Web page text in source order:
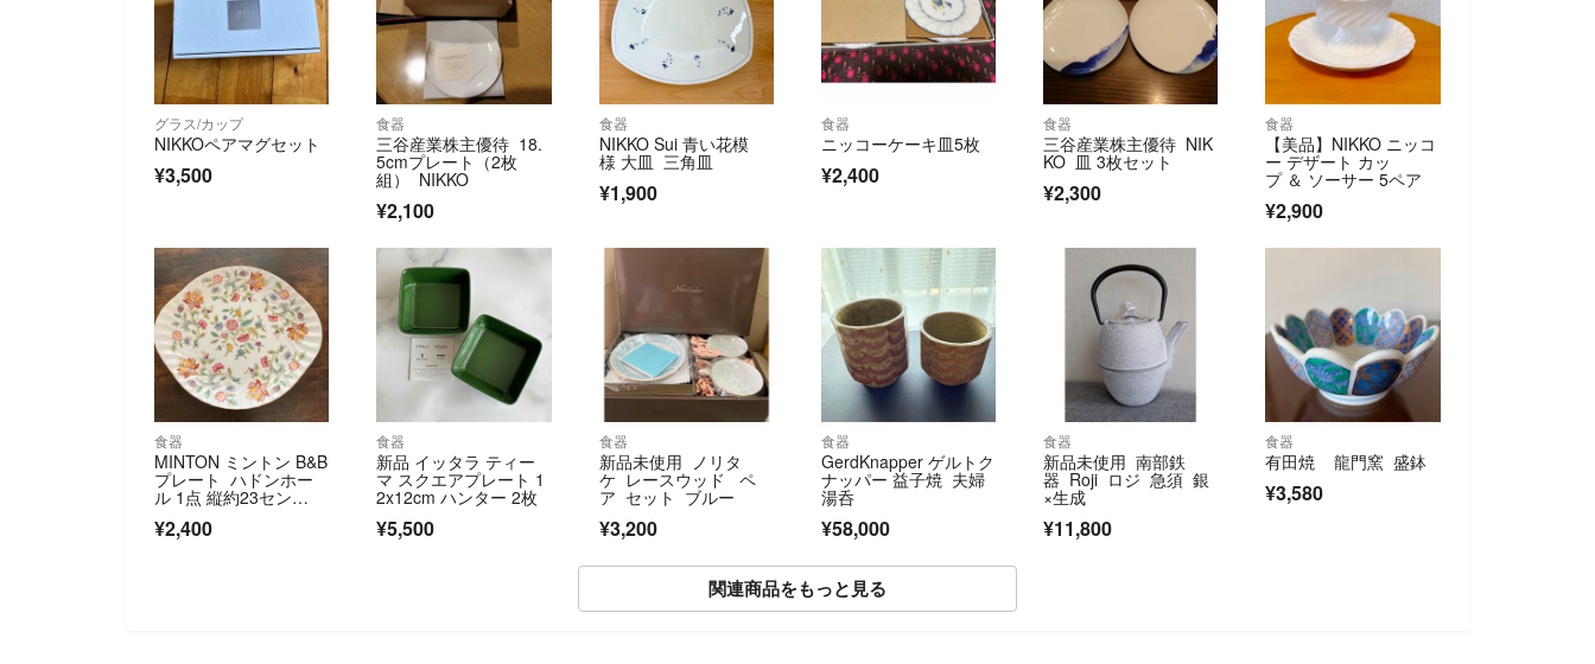
グラス/カップ
NIKKOペアマグセット
¥3,500
食器
三谷産業株主優待 18.
5cmプレート（2枚
組） NIKKO
¥2,100
食器
NIKKO Sui 青い花模
様 大皿 三角皿
¥1,900
食器
ニッコーケーキ皿5枚
¥2,400
食器
三谷産業株主優待 NIK
KO 皿 3枚セット
¥2,300
食器
【美品】NIKKO ニッコ
ー デザート カッ
プ ＆ ソーサー 5ペア
¥2,900
食器
MINTON ミントン B&B
プレート ハドンホー
ル 1点 縦約23セン
約2センチ 中古
¥2,400
食器
新品 イッタラ ティー
マ スクエアプレート 1
2x12cm ハンター 2枚
¥5,500
食器
新品未使用 ノリタ
ケ レースウッド ペ
ア セット ブルー
¥3,200
食器
GerdKnapper ゲルトク
ナッパー 益子焼 夫婦
湯呑
¥58,000
食器
新品未使用 南部鉄
器 Roji ロジ 急須 銀
×生成
¥11,800
食器
有田焼 龍門窯 盛鉢
¥3,580
関連商品をもっと見る